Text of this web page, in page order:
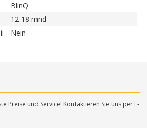
BlinQ
12-18 mnd
Nein
Preise und Service! Kontaktieren Sie uns per E-